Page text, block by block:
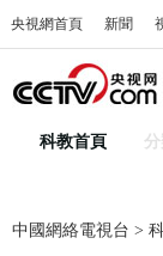
央視網首頁 新聞
科教首頁
中國網絡電視台 >